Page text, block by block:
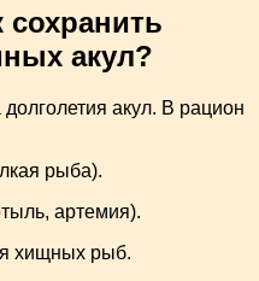
сохранить
акул?
акул. В рацион
рыба).
артемия).
хищных рыб.